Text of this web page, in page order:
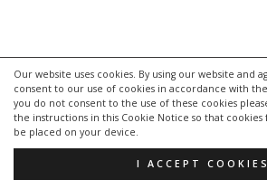
Our website uses cookies. By using our website and
consent to our use of cookies in accordance with
you do not consent to the use of these cookies
the instructions in this Cookie Notice so that
be placed on your device.
I ACCEPT COOKIES
kontakt
impressum